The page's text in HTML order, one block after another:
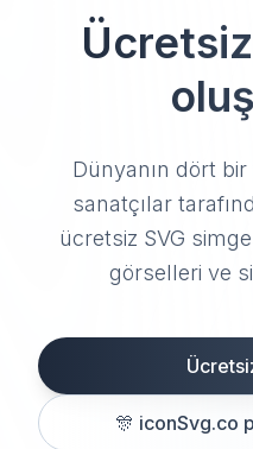
Dünyanın dört
sanatçılar
ücretsiz SVG
görselleri ve
🎊 iconSvg.co